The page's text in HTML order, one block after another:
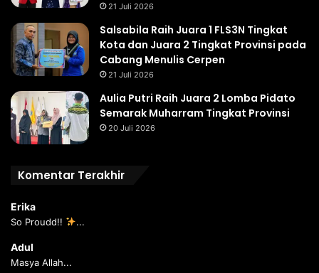
21 Juli 2026
Salsabila Raih Juara 1 FLS3N Tingkat
Kota dan Juara 2 Tingkat Provinsi pada
Cabang Menulis Cerpen
21 Juli 2026
Aulia Putri Raih Juara 2 Lomba Pidato
Semarak Muharram Tingkat Provinsi
20 Juli 2026
Komentar Terakhir
Erika
So Proudd!! ...
Adul
Masya Allah...